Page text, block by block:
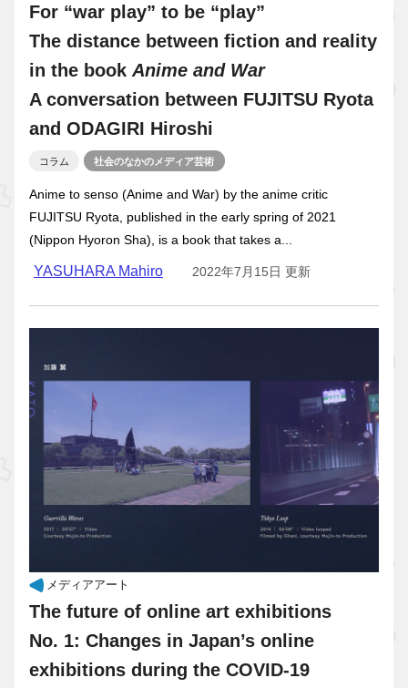
For “war play” to be “play”
The distance between fiction and reality
in the book Anime and War
A conversation between FUJITSU Ryota
and ODAGIRI Hiroshi
コラム 社会のなかのメディア芸術
Anime to senso (Anime and War) by the anime critic
FUJITSU Ryota, published in the early spring of 2021
(Nippon Hyoron Sha), is a book that takes a...
YASUHARA Mahiro 2022年7月15日 更新
メディアアート
The future of online art exhibitions
No. 1: Changes in Japan’s online
exhibitions during the COVID-19